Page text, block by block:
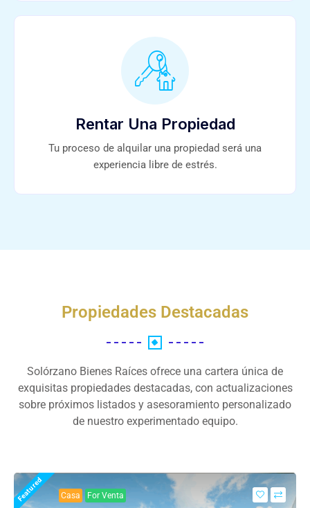
Rentar Una Propiedad
Tu proceso de alquilar una propiedad será una
experiencia libre de estrés.
Propiedades Destacadas
Solórzano Bienes Raíces ofrece una cartera única de
exquisitas propiedades destacadas, con actualizaciones
sobre próximos listados y asesoramiento personalizado
de nuestro experimentado equipo.
Featured Casa For Venta